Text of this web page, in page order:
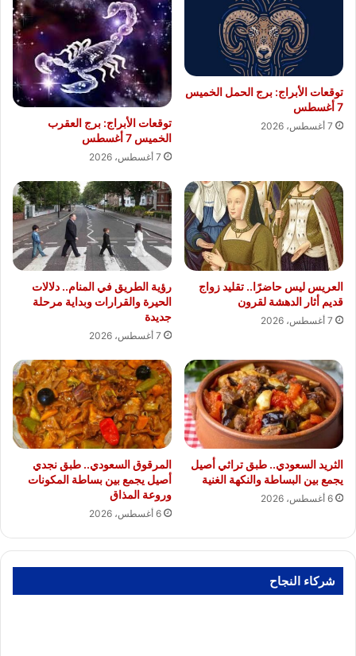
توقعات الأبراج: برج الحمل الخميس
7 أغسطس
7 أغسطس، 2026
توقعات الأبراج: برج العقرب
الخميس 7 أغسطس
7 أغسطس، 2026
العريس ليس حاضرًا.. تقليد زواج
قديم أثار الدهشة لقرون
7 أغسطس، 2026
رؤية الطريق في المنام.. دلالات
الحيرة والقرارات وبداية مرحلة
جديدة
7 أغسطس، 2026
الثريد السعودي.. طبق تراثي أصيل
يجمع بين البساطة والنكهة الغنية
6 أغسطس، 2026
المرقوق السعودي.. طبق نجدي
أصيل يجمع بين بساطة المكونات
وروعة المذاق
6 أغسطس، 2026
شركاء النجاح